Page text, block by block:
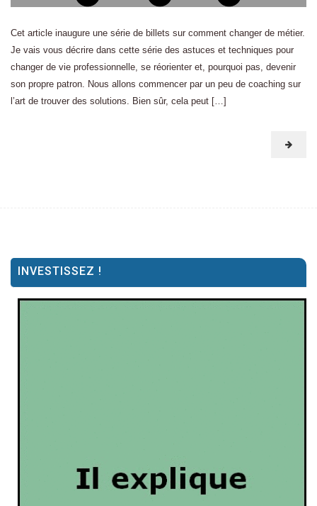
Cet article inaugure une série de billets sur comment changer de métier.
Je vais vous décrire dans cette série des astuces et techniques pour
changer de vie professionnelle, se réorienter et, pourquoi pas, devenir
son propre patron. Nous allons commencer par un peu de coaching sur
l’art de trouver des solutions. Bien sûr, cela peut […]
INVESTISSEZ !